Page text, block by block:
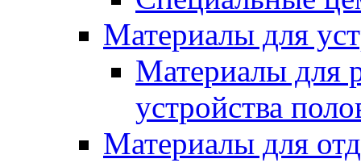
Материалы для
Материалы для
устройства
Материалы для